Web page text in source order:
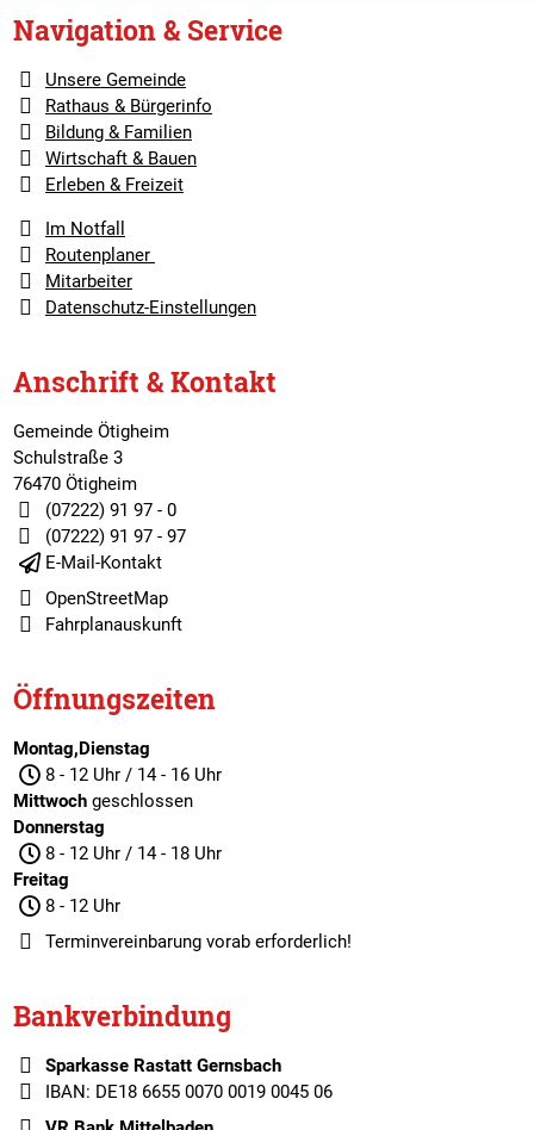
Navigation & Service
Unsere Gemeinde
Rathaus & Bürgerinfo
Bildung & Familien
Wirtschaft & Bauen
Erleben & Freizeit
Im Notfall
Routenplaner
Mitarbeiter
Datenschutz-Einstellungen
Anschrift & Kontakt
Gemeinde Ötigheim
Schulstraße 3
76470 Ötigheim
(07222) 91 97 - 0
(07222) 91 97 - 97
E-Mail-Kontakt
OpenStreetMap
Fahrplanauskunft
Öffnungszeiten
Montag,Dienstag
8 - 12 Uhr / 14 - 16 Uhr
Mittwochgeschlossen
Donnerstag
8 - 12 Uhr / 14 - 18 Uhr
Freitag
8 - 12 Uhr
Terminvereinbarungvorab erforderlich!
Bankverbindung
Sparkasse Rastatt Gernsbach
IBAN: DE18 6655 0070 0019 0045 06